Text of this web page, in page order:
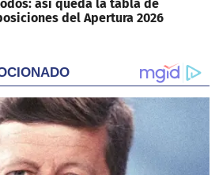
así queda la tabla de
del Apertura 2026